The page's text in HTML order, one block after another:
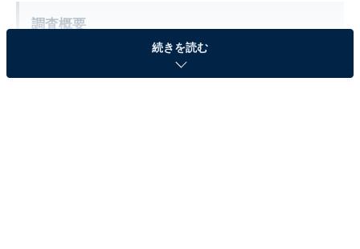
調査概要
調査方法：インターネット調査
調査期間：2025年11月10～11日
続きを読む